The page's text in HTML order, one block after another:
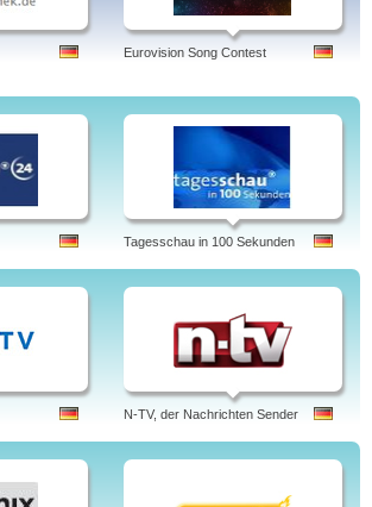
Eurovision Song Contest
Tagesschau in 100 Sekunden
N-TV, der Nachrichten Sender